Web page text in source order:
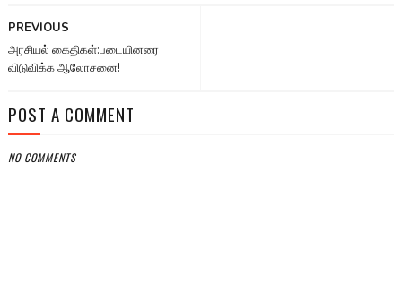
PREVIOUS
அரசியல் கைதிகள்:படையினரை
விடுவிக்க ஆலோசனை!
POST A COMMENT
NO COMMENTS